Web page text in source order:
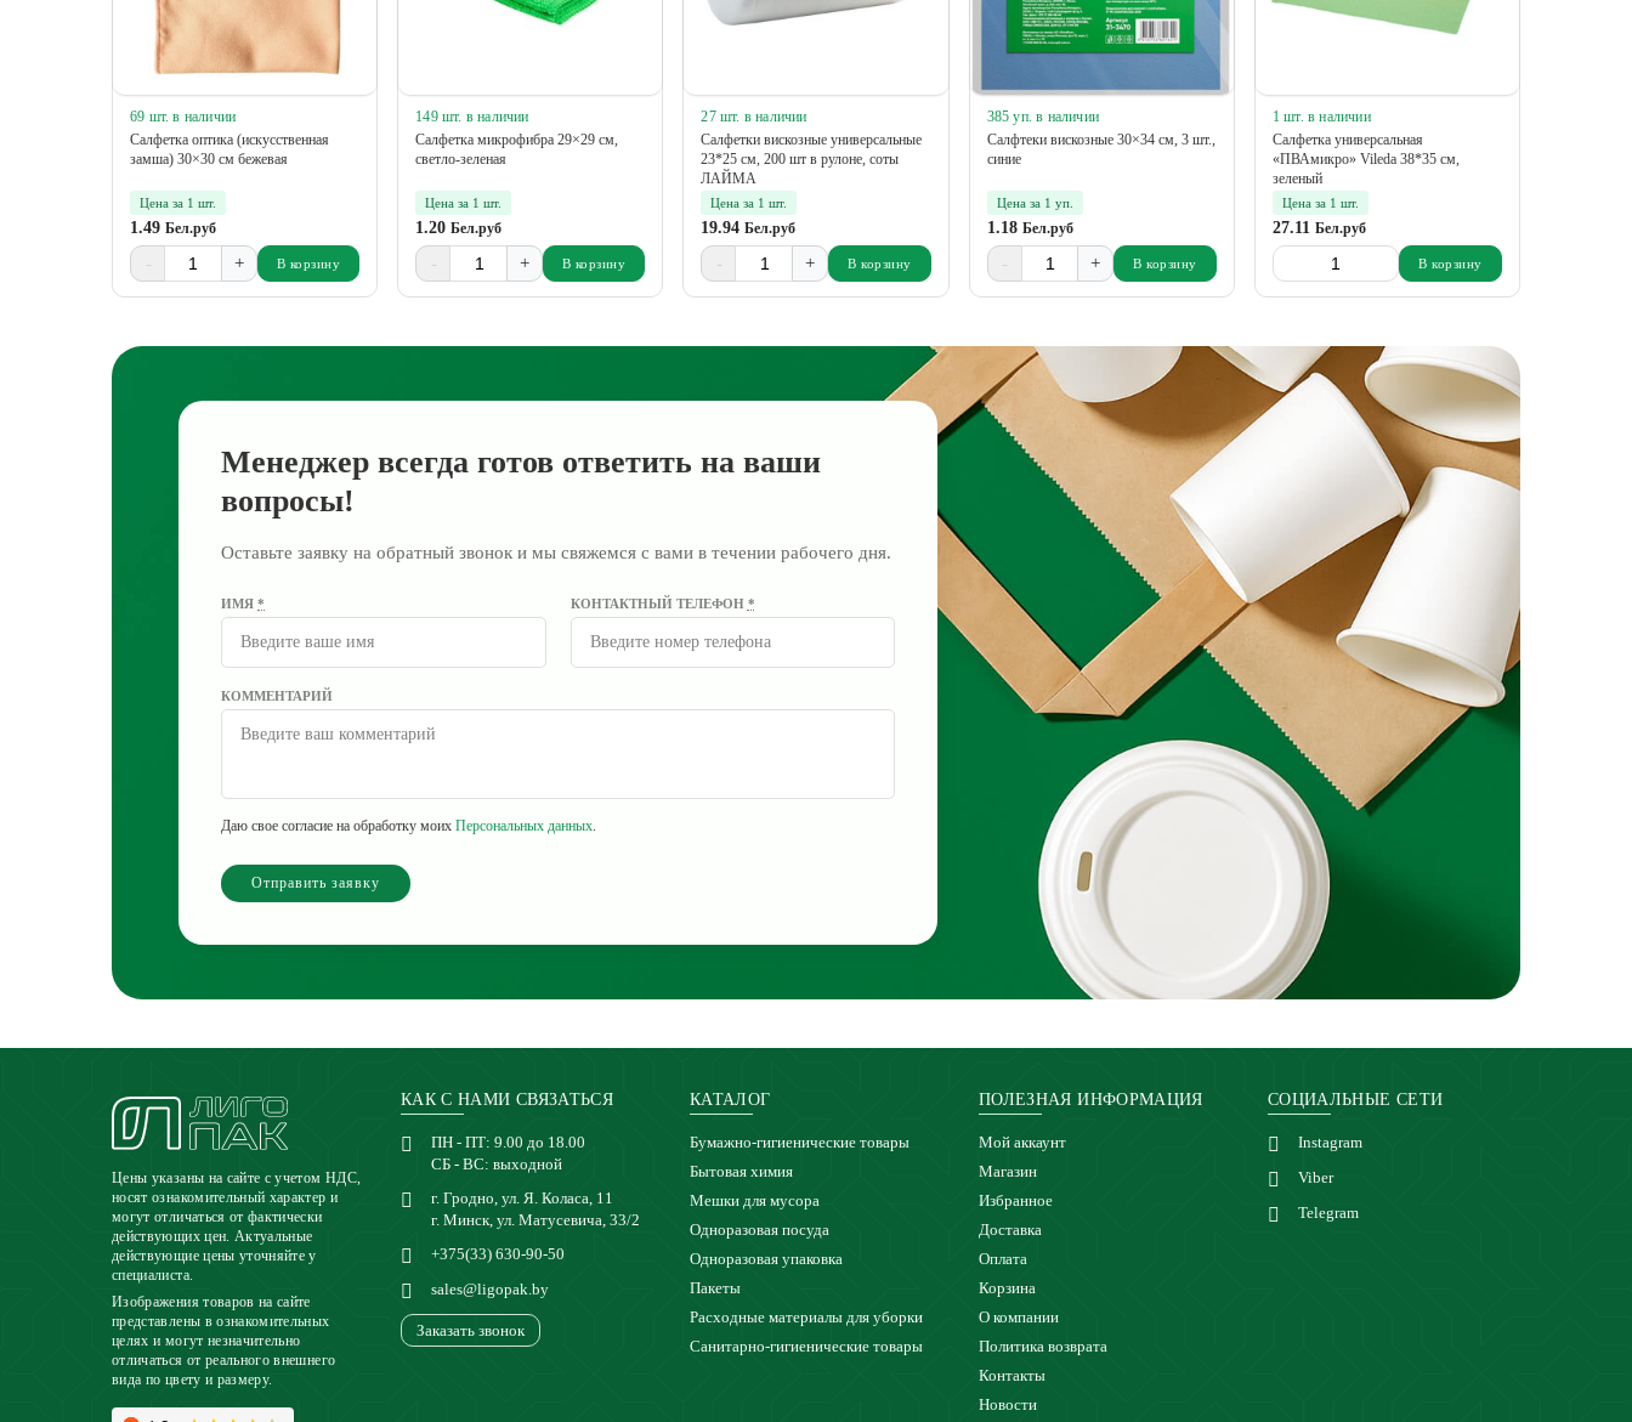
69 шт. в наличии
Салфетка оптика (искусственная
замша) 30×30 см бежевая
Цена за 1 шт.
1.49 Бел.руб
- + В корзину
149 шт. в наличии
Салфетка микрофибра 29×29 см,
светло-зеленая
Цена за 1 шт.
1.20Бел.руб
- + В корзину
27 шт. в наличии
Салфетки вискозные универсальные
23*25 см, 200 шт в рулоне, соты
ЛАЙМА
Цена за 1 шт.
19.94Бел.руб
- + В корзину
385 уп. в наличии
Салфтеки вискозные 30×34 см, 3 шт.,
синие
Цена за 1 уп.
1.18 Бел.руб
- + В корзину
1 шт. в наличии
Салфетка универсальная
«ПВАмикро» Vileda 38*35 см,
зеленый
Цена за 1 шт.
27.11 Бел.руб
В корзину
Менеджер всегда готов ответить на ваши
вопросы!
Оставьте заявку на обратный звонок и мы свяжемся с вами в течении рабочего дня.
ИМЯ * КОНТАКТНЫЙ ТЕЛЕФОН *
КОММЕНТАРИЙ
Даю свое согласие на обработку моих Персональных данных.
Отправить заявку
Цены указаны на сайте с учетом НДС,
носят ознакомительный характер и
могут отличаться от фактически
действующих цен. Актуальные
действующие цены уточняйте у
специалиста.
Изображения товаров на сайте
представлены в ознакомительных
целях и могут незначительно
отличаться от реального внешнего
вида по цвету и размеру.
КАК С НАМИ СВЯЗАТЬСЯ
ПН - ПТ: 9.00 до 18.00
СБ - ВС: выходной
г. Гродно, ул. Я. Коласа, 11
г. Минск, ул. Матусевича, 33/2
+375(33) 630-90-50
sales@ligopak.by
Заказать звонок
КАТАЛОГ
Бумажно-гигиенические товары
Бытовая химия
Мешки для мусора
Одноразовая посуда
Одноразовая упаковка
Пакеты
Расходные материалы для уборки
Санитарно-гигиенические товары
ПОЛЕЗНАЯ ИНФОРМАЦИЯ
Мой аккаунт
Магазин
Избранное
Доставка
Оплата
Корзина
О компании
Политика возврата
Контакты
Новости
СОЦИАЛЬНЫЕ СЕТИ
Instagram
Viber
Telegram